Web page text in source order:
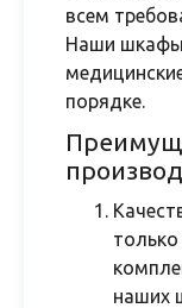
всем
Наши шкафы
порядке.
наших